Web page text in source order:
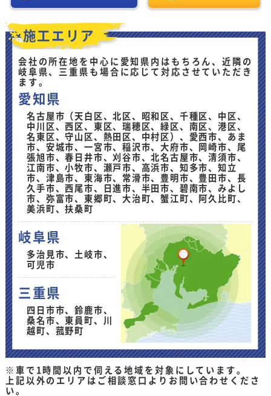
施工エリア
会社の所在地を中心に愛知県内はもちろん、近隣の
岐阜県、三重県も場合に応じて対応させていただき
ます。
愛知県
名古屋市（天白区、北区、昭和区、千種区、中区、
中川区、西区、東区、瑞穂区、緑区、南区、港区、
名東区、守山区、熱田区、中村区）、愛西市、あま
市、安城市、一宮市、稲沢市、大府市、岡崎市、尾
張旭市、春日井市、刈谷市、北名古屋市、清須市、
江南市、小牧市、瀬戸市、高浜市、知多市、知立
市、津島市、東海市、常滑市、豊明市、豊田市、長
久手市、西尾市、日進市、半田市、碧南市、みよし
市、弥富市、東郷町、大治町、蟹江町、阿久比町、
美浜町、扶桑町
岐阜県
多治見市、土岐市、
可児市
三重県
四日市市、鈴鹿市、
桑名市、東員町、川
越町、菰野町
※車で1時間以内で伺える地域を対象にしています。
上記以外のエリアはご相談窓口よりお問い合わせくださ
い。